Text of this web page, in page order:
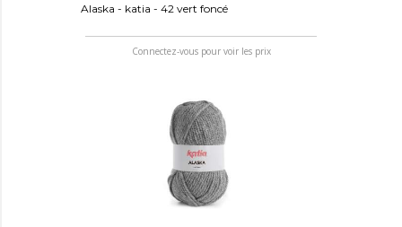
Alaska - katia - 42 vert foncé
Connectez-vous pour voir les prix